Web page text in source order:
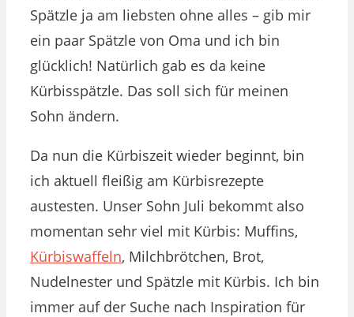
Spätzle ja am liebsten ohne alles – gib mir
ein paar Spätzle von Oma und ich bin
glücklich! Natürlich gab es da keine
Kürbisspätzle. Das soll sich für meinen
Sohn ändern.
Da nun die Kürbiszeit wieder beginnt, bin
ich aktuell fleißig am Kürbisrezepte
austesten. Unser Sohn Juli bekommt also
momentan sehr viel mit Kürbis: Muffins,
Kürbiswaffeln, Milchbrötchen, Brot,
Nudelnester und Spätzle mit Kürbis. Ich bin
immer auf der Suche nach Inspiration für